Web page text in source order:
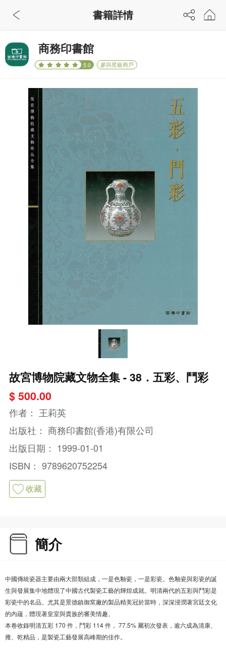
商務印書館
5.0 參與星級商戶
故宮博物院藏文物全集 - 38．五彩、鬥彩
$ 500.00
作者： 王莉英
出版社： 商務印書館(香港)有限公司
出版日期： 1999-01-01
ISBN： 9789620752254
收藏
簡介
中國傳統瓷器主要由兩大部類組成，一是色釉瓷，一是彩瓷。色釉瓷與彩瓷的誕
生與發展集中地體現了中國古代製瓷工藝的輝煌成就。明清兩代的五彩與鬥彩是
彩瓷中的名品。尤其是景德鎮御窯廠的製品精美冠於當時，深深浸潤著宮廷文化
的內蘊，體現著皇室與貴族的審美情趣。
本卷收錄明清五彩 170 件，鬥彩 114 件， 77.5% 屬初次發表，逾六成為清康、
雍、乾精品，是製瓷工藝發展高峰期的佳作。
書籍詳情